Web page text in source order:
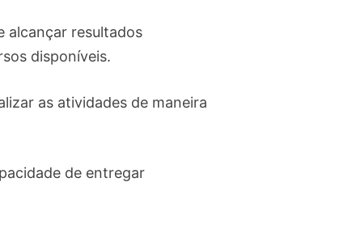
alcançar resultados
disponíveis.
as atividades de maneira
de entregar